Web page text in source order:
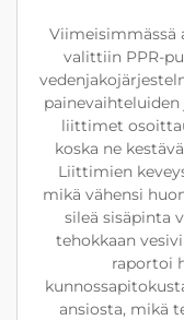
Viimeisimmässä
valittiin PPR-
painevaihteluiden
liittimet
koska ne
Liittimien
mikä vähensi
sileä sisäpinta
tehokkaan
raportoi
ansiosta, mikä